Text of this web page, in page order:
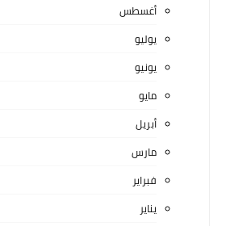
أغسطس
يوليو
يونيو
مايو
أبريل
مارس
فبراير
يناير